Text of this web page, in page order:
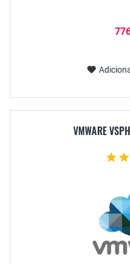
VMWARE